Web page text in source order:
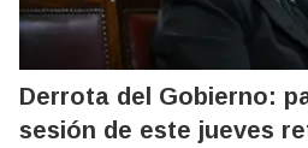
Derrota del Gobierno:
sesión de este jueves